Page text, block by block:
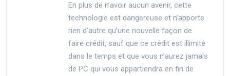
En plus de n’avoir aucun avenir, cette
technologie est dangereuse et n’apporte
rien d’autre qu’une nouvelle façon de
faire crédit, sauf que ce crédit est illimité
dans le temps et que vous n’aurez jamais
de PC qui vous appartiendra en fin de